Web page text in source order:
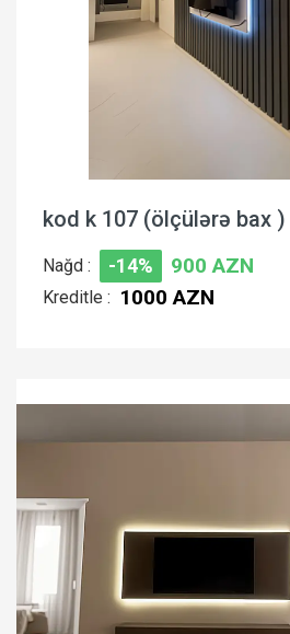
kod k 107 (ölçülərə bax )
Nağd : -14% 900 AZN
Kreditle : 1000 AZN